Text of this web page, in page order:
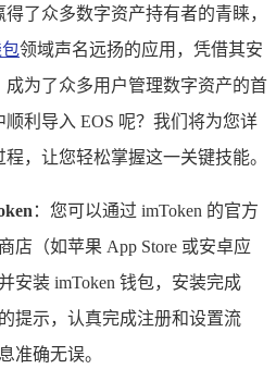
了众多数字资产持有者的青睐，
领域声名远扬的应用，凭借其安
为了众多用户管理数字资产的首
顺利导入 EOS 呢？我们将为您详
，让您轻松掌握这一关键技能。
：您可以通过 imToken 的官方
店（如苹果 App Store 或安卓应
安装 imToken 钱包，安装完成
提示，认真完成注册和设置流
准确无误。